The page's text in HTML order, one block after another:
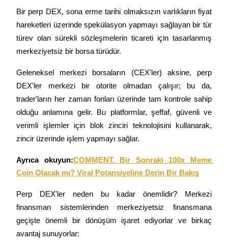
Kopya Ticaret
En iyi traderlarla güçlerinizi birleştirin
Bir perp DEX, sona erme tarihi olmaksızın varlıkların fiyat
hareketleri üzerinde spekülasyon yapmayı sağlayan bir tür
türev olan sürekli sözleşmelerin ticareti için tasarlanmış
merkeziyetsiz bir borsa türüdür.
Geleneksel merkezi borsaların (CEX'ler) aksine, perp
DEX'ler merkezi bir otorite olmadan çalışır; bu da,
trader'ların her zaman fonları üzerinde tam kontrole sahip
olduğu anlamına gelir. Bu platformlar, şeffaf, güvenli ve
verimli işlemler için blok zinciri teknolojisini kullanarak,
zincir üzerinde işlem yapmayı sağlar.
Ayrıca okuyun:COMMENT, Bir Sonraki 100x Meme
Coin Olacak mı? Viral Potansiyeline Derin Bir Bakış
Perp DEX'ler neden bu kadar önemlidir? Merkezi
finansman sistemlerinden merkeziyetsiz finansmana
geçişte önemli bir dönüşüm işaret ediyorlar ve birkaç
avantaj sunuyorlar: